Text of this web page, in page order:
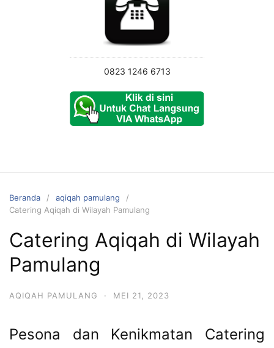
0823 1246 6713
Beranda
aqiqah pamulang
Catering Aqiqah di Wilayah Pamulang
Catering Aqiqah di Wilayah
Pamulang
AQIQAH PAMULANG · MEI 21, 2023
Pesona dan Kenikmatan Catering